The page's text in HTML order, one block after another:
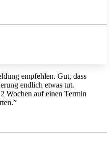
empfehlen. Gut, dass
endlich etwas tut.
Wochen auf einen Termin